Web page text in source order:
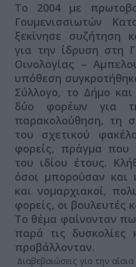
Το 2004 με
Γουμενισσιωτών
ξεκίνησε συζήτηση
για την ίδρυση στη
Οινολογίας –
υπόθεση
Σύλλογο, το Δήμο
δύο φορέων για
παρακολούθηση, τη
του σχετικού
φορείς, πράγμα που
του ιδίου έτους.
όσοι μπορούσαν και
και νομαρχιακοί,
φορείς, οι βουλευτές
Το θέμα φαίνονταν
παρά τις
προβάλλονταν.
Διαβεβαιώσεις για την